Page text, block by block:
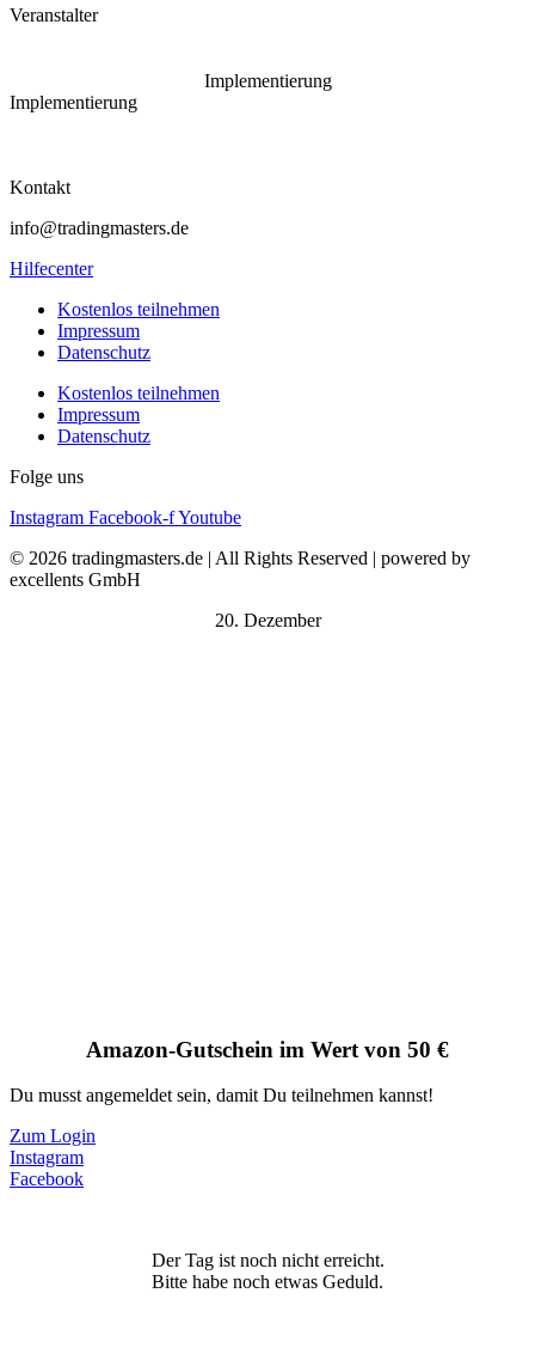
Veranstalter
Implementierung
Implementierung
Kontakt
info@tradingmasters.de
Hilfecenter
Kostenlos teilnehmen
Impressum
Datenschutz
Kostenlos teilnehmen
Impressum
Datenschutz
Folge uns
Instagram Facebook-fYoutube
© 2026 tradingmasters.de | All Rights Reserved | powered by
excellents GmbH
20. Dezember
Amazon-Gutschein im Wert von 50 €
Du musst angemeldet sein, damit Du teilnehmen kannst!
Zum Login
Instagram
Facebook
Der Tag ist noch nicht erreicht.
Bitte habe noch etwas Geduld.